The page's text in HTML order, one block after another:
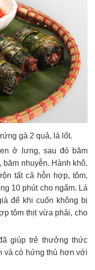
gà 2 quả, lá lốt.
ở lưng, sau đó băm
băm nhuyễn. Hành khô,
tất cả hỗn hợp, tôm,
10 phút cho ngấm. Lá
để khi cuốn không bị
tôm thịt vừa phải, cho
giúp trẻ thưởng thức
và có hứng thú hơn với